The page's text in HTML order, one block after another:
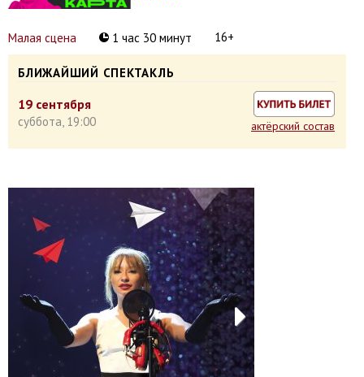
Малая сцена 1 час 30 минут 16+
БЛИЖАЙШИЙ СПЕКТАКЛЬ
19 сентября
суббота, 19:00 актёрский состав
Next